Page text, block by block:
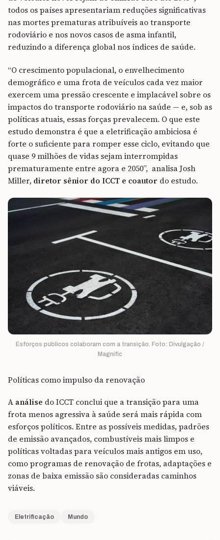
todos os países apresentariam reduções significativas
nas mortes prematuras atribuíveis ao transporte
rodoviário e nos novos casos de asma infantil,
reduzindo a diferença global nos índices de saúde.
“O crescimento populacional, o envelhecimento
demográfico e uma frota de veículos cada vez maior
exercem uma pressão crescente e implacável sobre os
impactos do transporte rodoviário na saúde — e, sob as
políticas atuais, essas forças prevalecem. O que este
estudo demonstra é que a eletrificação ambiciosa é
forte o suficiente para romper esse ciclo, evitando que
quase 9 milhões de vidas sejam interrompidas
prematuramente entre agora e 2050”, analisa Josh
Miller, diretor sênior do ICCT e coautor do estudo.
Esforços públicos colaboram com a transição. Foto: Divulgação /
Magnific
Políticas como impulso da renovação
A análise do ICCT conclui que a transição para uma
frota menos agressiva à saúde será mais rápida com
esforços políticos. Entre as possíveis medidas, padrões
de emissão avançados, combustíveis mais limpos e
políticas voltadas para veículos mais antigos em uso,
como programas de renovação de frotas, adaptações e
zonas de baixa emissão são consideradas caminhos
viáveis.
Eletrificação Mundo